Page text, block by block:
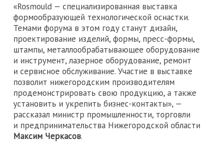
«Rosmould — специализированная выставка
формообразующей технологической оснастки.
Темами форума в этом году станут дизайн,
проектирование изделий, формы, пресс-формы,
штампы, металлообрабатывающее оборудование
и инструмент, лазерное оборудование, ремонт
и сервисное обслуживание. Участие в выставке
позволит нижегородским производителям
продемонстрировать свою продукцию, а также
установить и укрепить бизнес-контакты», —
рассказал министр промышленности, торговли
и предпринимательства Нижегородской области
Максим Черкасов.